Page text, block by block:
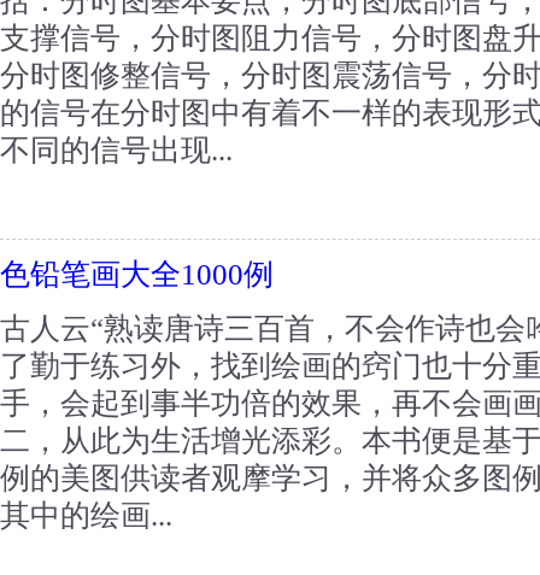
支撑信号，分时图阻力信号，分时图盘
分时图修整信号，分时图震荡信号，分
的信号在分时图中有着不一样的表现形
不同的信号出现...
色铅笔画大全1000例
古人云“熟读唐诗三百首，不会作诗也会
了勤于练习外，找到绘画的窍门也十分
手，会起到事半功倍的效果，再不会画
二，从此为生活增光添彩。本书便是基
例的美图供读者观摩学习，并将众多图
其中的绘画...